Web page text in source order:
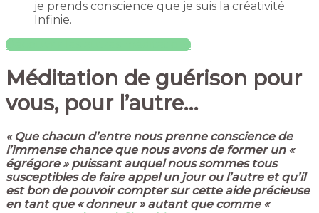
je prends conscience que je suis la créativité
Infinie.
Découvrir les autres méditations
Méditation de guérison pour
vous, pour l’autre…
« Que chacun d’entre nous prenne conscience de
l’immense chance que nous avons de former un «
égrégore » puissant auquel nous sommes tous
susceptibles de faire appel un jour ou l’autre et qu’il
est bon de pouvoir compter sur cette aide précieuse
en tant que « donneur » autant que comme «